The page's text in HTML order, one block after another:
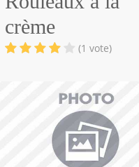
Volailles
Cuisines Orientales
Recettes marocaine
Cuisine Algérienne
Cuisine Tunisienne
crème
(1 vote)